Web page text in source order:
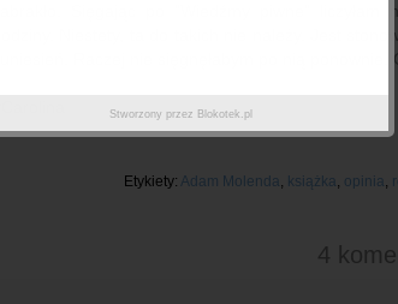
zabrakło. Sięgając po "Wiedźmy piwne"
godziny. Niestety, ta do takich nie należy. Jest
i uniesień. Raczej nie sięgnęłabym po nią ponownie.
Etykiety: Adam Molenda książka opinia
4
Stworzony przez Blokotek.pl